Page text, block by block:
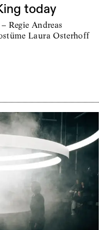
today
Regie Andreas
Laura Osterhoff